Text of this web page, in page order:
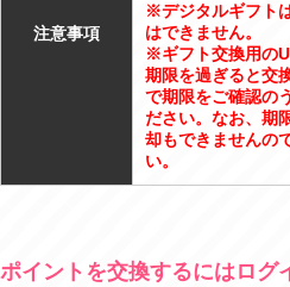
注意事項
※デジタルギフト
はできません。
※ギフト交換用の
期限を過ぎると交
で期限をご確認の
ださい。なお、期
却もできませんの
い。
ポイントを交換するにはログ